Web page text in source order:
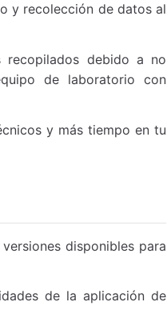
y recolección de datos al
debido a no
de laboratorio con
y más tiempo en tu
disponibles para
de la aplicación de